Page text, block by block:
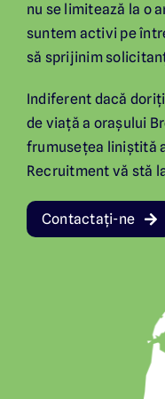
nu se limitează la o
suntem activi pe
să sprijinim
Indiferent dacă
de viață a orașului
frumusețea liniștită
Recruitment vă stă
Contactați-ne